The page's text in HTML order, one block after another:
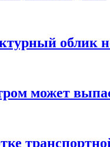
облик
может